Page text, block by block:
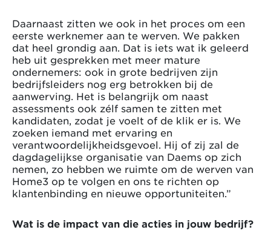
Daarnaast zitten we ook in het proces om een
eerste werknemer aan te werven. We pakken
dat heel grondig aan. Dat is iets wat ik geleerd
heb uit gesprekken met meer mature
ondernemers: ook in grote bedrijven zijn
bedrijfsleiders nog erg betrokken bij de
aanwerving. Het is belangrijk om naast
assessments ook zélf samen te zitten met
kandidaten, zodat je voelt of de klik er is. We
zoeken iemand met ervaring en
verantwoordelijkheidsgevoel. Hij of zij zal de
dagdagelijkse organisatie van Daems op zich
nemen, zo hebben we ruimte om de werven van
Home3 op te volgen en ons te richten op
klantenbinding en nieuwe opportuniteiten.”
Wat is de impact van die acties in jouw bedrijf?